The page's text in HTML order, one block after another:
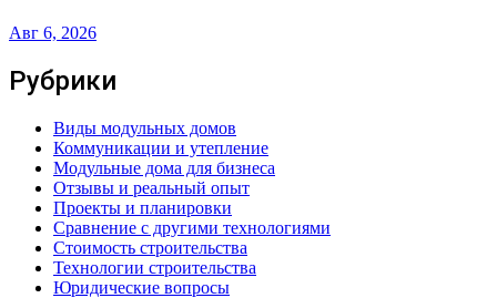
Авг 6, 2026
Рубрики
Виды модульных домов
Коммуникации и утепление
Модульные дома для бизнеса
Отзывы и реальный опыт
Проекты и планировки
Сравнение с другими технологиями
Стоимость строительства
Технологии строительства
Юридические вопросы